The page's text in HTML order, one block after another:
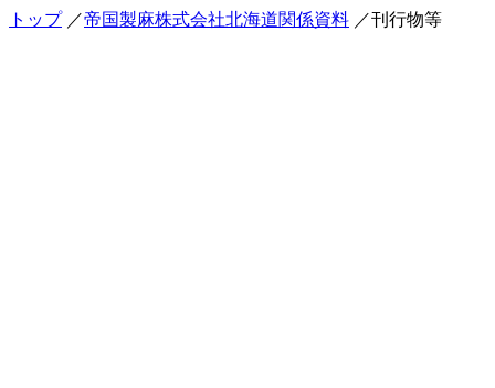
トップ ／帝国製麻株式会社北海道関係資料 ／刊行物等